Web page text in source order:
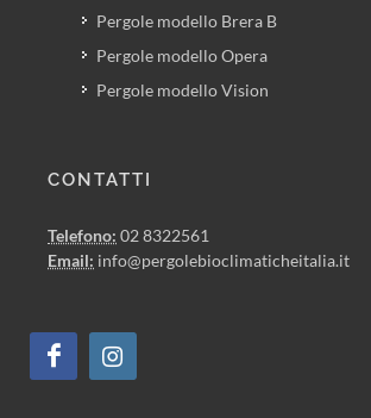
Pergole modello Brera B
Pergole modello Opera
Pergole modello Vision
CONTATTI
Telefono: 02 8322561
Email: info@pergolebioclimaticheitalia.it